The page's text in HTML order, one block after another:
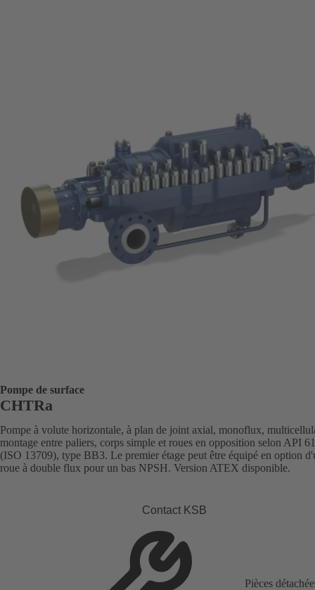
Pompe de surface
CHTRa
Pompe à volute horizontale, à plan de joint axial, monoflux,
montage entre paliers, corps simple et roues en opposition selon API
(ISO 13709), type BB3. Le premier étage peut être équipé en option
roue à double flux pour un bas NPSH. Version ATEX disponible.
Contact KSB
Pièces